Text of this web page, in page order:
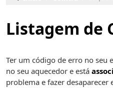
Listagem de
Ter um código de erro no seu
no seu aquecedor e está
problema e fazer desaparecer